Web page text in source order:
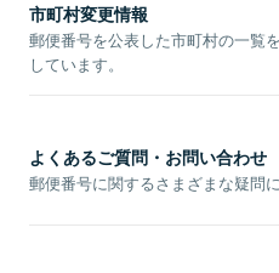
市町村変更情報
郵便番号を公表した市町村の一覧
しています。
よくあるご質問・お問い合わせ
郵便番号に関するさまざまな疑問